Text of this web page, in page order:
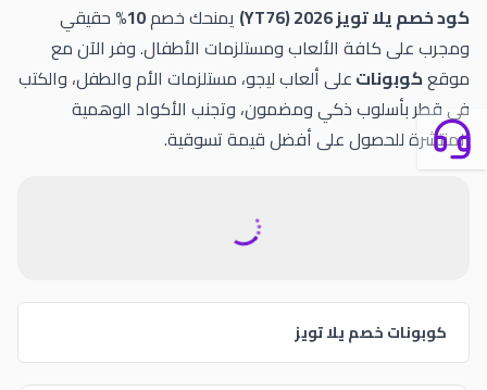
كود خصم يلا تويز 2026 (YT76) يمنحك خصم10% حقيقي
ومجرب على كافة الألعاب ومستلزمات الأطفال. وفر الآن مع
موقعكوبوناتعلى ألعاب ليجو، مستلزمات الأم والطفل، والكتب
في قطر بأسلوب ذكي ومضمون، وتجنب الأكواد الوهمية
المنتشرة للحصول على أفضل قيمة تسوقية.
كوبونات خصم يلا تويز